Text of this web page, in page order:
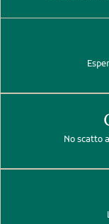
No scatto